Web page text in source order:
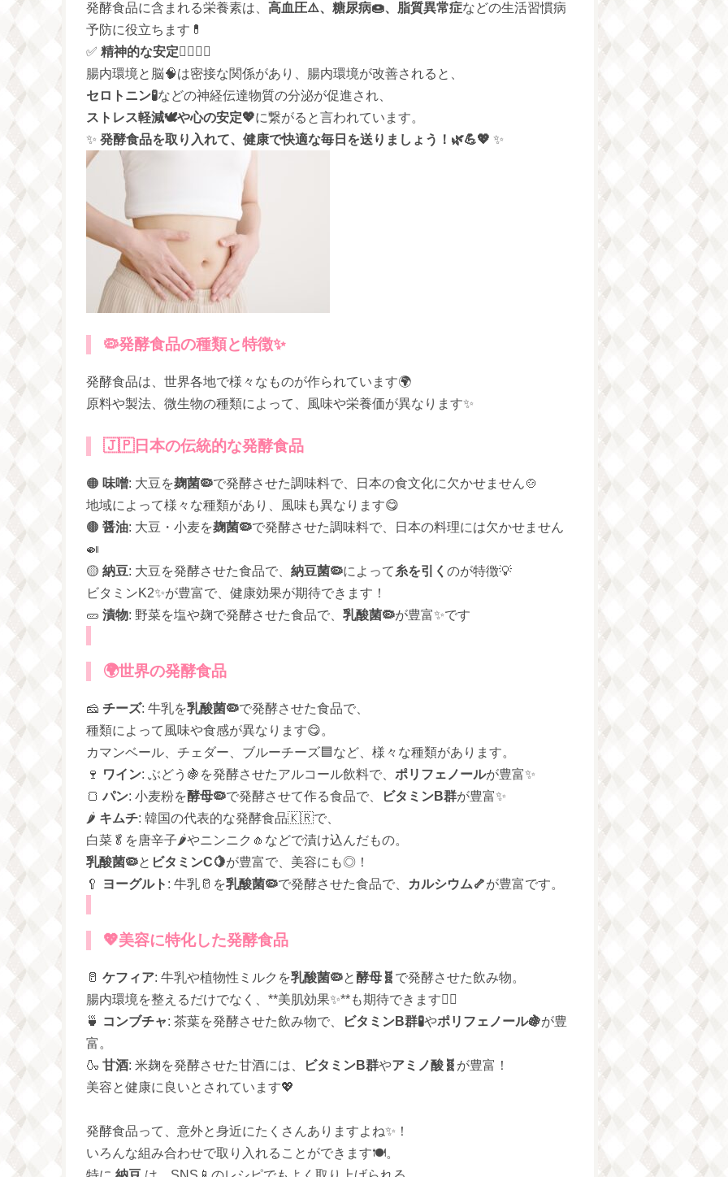
発酵食品に含まれる栄養素は、 高血圧⚠️、糖尿病🍩、脂質異常症などの生活習慣病
予防に役立ちます💊
✅ 精神的な安定🧘‍♂️💆‍♀️
腸内環境と脳🧠は密接な関係があり、腸内環境が改善されると、
セロトニン🧪などの神経伝達物質の分泌が促進され、
ストレス軽減🕊️や心の安定💖に繋がると言われています。
✨ 発酵食品を取り入れて、健康で快適な毎日を送りましょう！🌿💪💖 ✨
🦠発酵食品の種類と特徴✨
発酵食品は、世界各地で様々なものが作られています🌍
原料や製法、微生物の種類によって、風味や栄養価が異なります✨
🇯🇵日本の伝統的な発酵食品
🟠 味噌: 大豆を麹菌🦠で発酵させた調味料で、日本の食文化に欠かせません🍲
地域によって様々な種類があり、風味も異なります😋
🟤 醤油: 大豆・小麦を麹菌🦠で発酵させた調味料で、日本の料理には欠かせません
🍛
🟡 納豆: 大豆を発酵させた食品で、 納豆菌🦠によって 糸を引く のが特徴💡
ビタミンK2✨が豊富で、健康効果が期待できます！
🥒 漬物: 野菜を塩や麹で発酵させた食品で、 乳酸菌🦠が豊富✨です
🌍世界の発酵食品
🧀 チーズ: 牛乳を乳酸菌🦠で発酵させた食品で、
種類によって風味や食感が異なります😋。
カマンベール、チェダー、ブルーチーズ🟦など、様々な種類があります。
🍷 ワイン: ぶどう🍇を発酵させたアルコール飲料で、 ポリフェノールが豊富✨
🍞 パン: 小麦粉を酵母🦠で発酵させて作る食品で、 ビタミンB群が豊富✨
🌶️ キムチ: 韓国の代表的な発酵食品🇰🇷で、
白菜🥬を唐辛子🌶️やニンニク🧄などで漬け込んだもの。
乳酸菌🦠と ビタミンC🍋が豊富で、美容にも◎！
🥄
ヨーグルト : 牛乳🥛を乳酸菌🦠で発酵させた食品で、 カルシウム🦴が豊富です。
💖美容に特化した発酵食品
🥛 ケフィア: 牛乳や植物性ミルクを乳酸菌🦠と酵母🧬 で発酵させた飲み物。
腸内環境を整えるだけでなく、**美肌効果✨**も期待できます💆‍♀️
🍵 コンブチャ: 茶葉を発酵させた飲み物で、 ビタミンB群🧪やポリフェノール🍇が豊
富。
🍶 甘酒: 米麹を発酵させた甘酒には、 ビタミンB群やアミノ酸🧬 が豊富！
美容と健康に良いとされています💖
発酵食品って、意外と身近にたくさんありますよね✨！
いろんな組み合わせで取り入れることができます🍽️。